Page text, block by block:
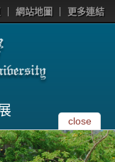
網站地圖 更多連結
close